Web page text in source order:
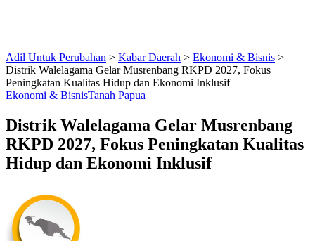
Adil Untuk Perubahan > Kabar Daerah > Ekonomi & Bisnis >
Distrik Walelagama Gelar Musrenbang RKPD 2027, Fokus
Peningkatan Kualitas Hidup dan Ekonomi Inklusif
Ekonomi & BisnisTanah Papua
Distrik Walelagama Gelar Musrenbang
RKPD 2027, Fokus Peningkatan Kualitas
Hidup dan Ekonomi Inklusif